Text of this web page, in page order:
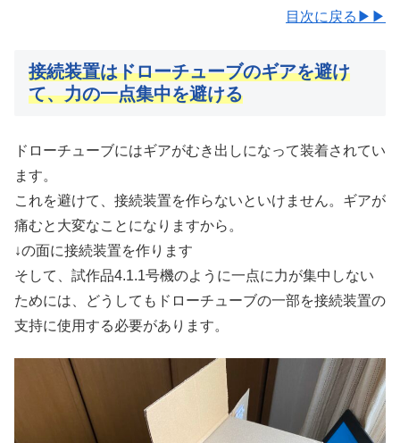
目次に戻る▶▶
接続装置はドローチューブのギアを避け
て、力の一点集中を避ける
ドローチューブにはギアがむき出しになって装着されてい
ます。
これを避けて、接続装置を作らないといけません。ギアが
痛むと大変なことになりますから。
↓の面に接続装置を作ります
そして、試作品4.1.1号機のように一点に力が集中しない
ためには、どうしてもドローチューブの一部を接続装置の
支持に使用する必要があります。